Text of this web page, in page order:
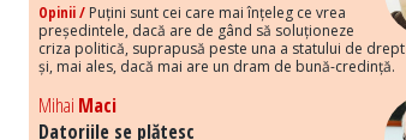
Opinii / Puțini sunt cei care mai înțeleg ce vrea
președintele, dacă are de gând să soluționeze
criza politică, suprapusă peste una a statului de drept
și, mai ales, dacă mai are un dram de bună-credință.
Mihai Maci
Datoriile se plătesc